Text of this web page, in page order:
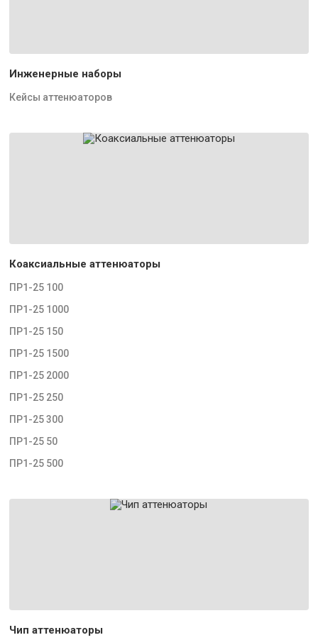
Инженерные наборы
Кейсы аттенюаторов
Коаксиальные аттенюаторы
ПР1-25 100
ПР1-25 1000
ПР1-25 150
ПР1-25 1500
ПР1-25 2000
ПР1-25 250
ПР1-25 300
ПР1-25 50
ПР1-25 500
Чип аттенюаторы